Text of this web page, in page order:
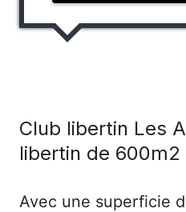
Club libertin Les
libertin de 600m2
Avec une superficie